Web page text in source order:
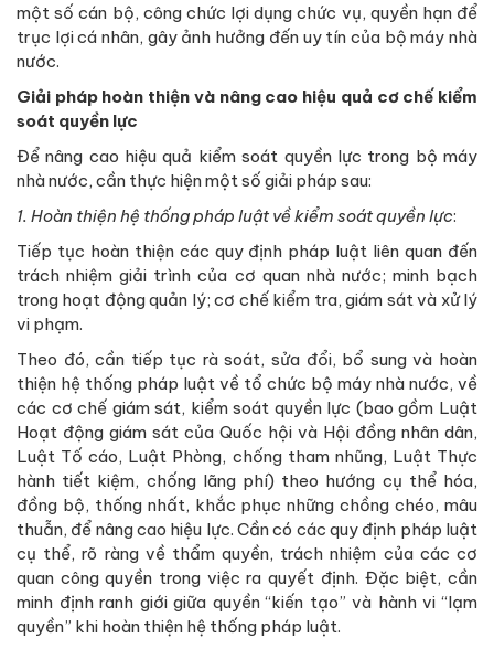
một số cán bộ, công chức lợi dụng chức vụ, quyền hạn để
trục lợi cá nhân, gây ảnh hưởng đến uy tín của bộ máy nhà
nước.
Giải pháp hoàn thiện và nâng cao hiệu quả cơ chế kiểm
soát quyền lực
Để nâng cao hiệu quả kiểm soát quyền lực trong bộ máy
nhà nước, cần thực hiện một số giải pháp sau:
1. Hoàn thiện hệ thống pháp luật về kiểm soát quyền lực:
Tiếp tục hoàn thiện các quy định pháp luật liên quan đến
trách nhiệm giải trình của cơ quan nhà nước; minh bạch
trong hoạt động quản lý; cơ chế kiểm tra, giám sát và xử lý
vi phạm.
Theo đó, cần tiếp tục rà soát, sửa đổi, bổ sung và hoàn
thiện hệ thống pháp luật về tổ chức bộ máy nhà nước, về
các cơ chế giám sát, kiểm soát quyền lực (bao gồm Luật
Hoạt động giám sát của Quốc hội và Hội đồng nhân dân,
Luật Tố cáo, Luật Phòng, chống tham nhũng, Luật Thực
hành tiết kiệm, chống lãng phí) theo hướng cụ thể hóa,
đồng bộ, thống nhất, khắc phục những chồng chéo, mâu
thuẫn, để nâng cao hiệu lực. Cần có các quy định pháp luật
cụ thể, rõ ràng về thẩm quyền, trách nhiệm của các cơ
quan công quyền trong việc ra quyết định. Đặc biệt, cần
minh định ranh giới giữa quyền “kiến tạo” và hành vi “lạm
quyền” khi hoàn thiện hệ thống pháp luật.